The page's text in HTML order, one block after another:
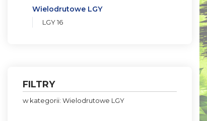
Wielodrutowe LGY
LGY 16
FILTRY
w kategorii: Wielodrutowe LGY